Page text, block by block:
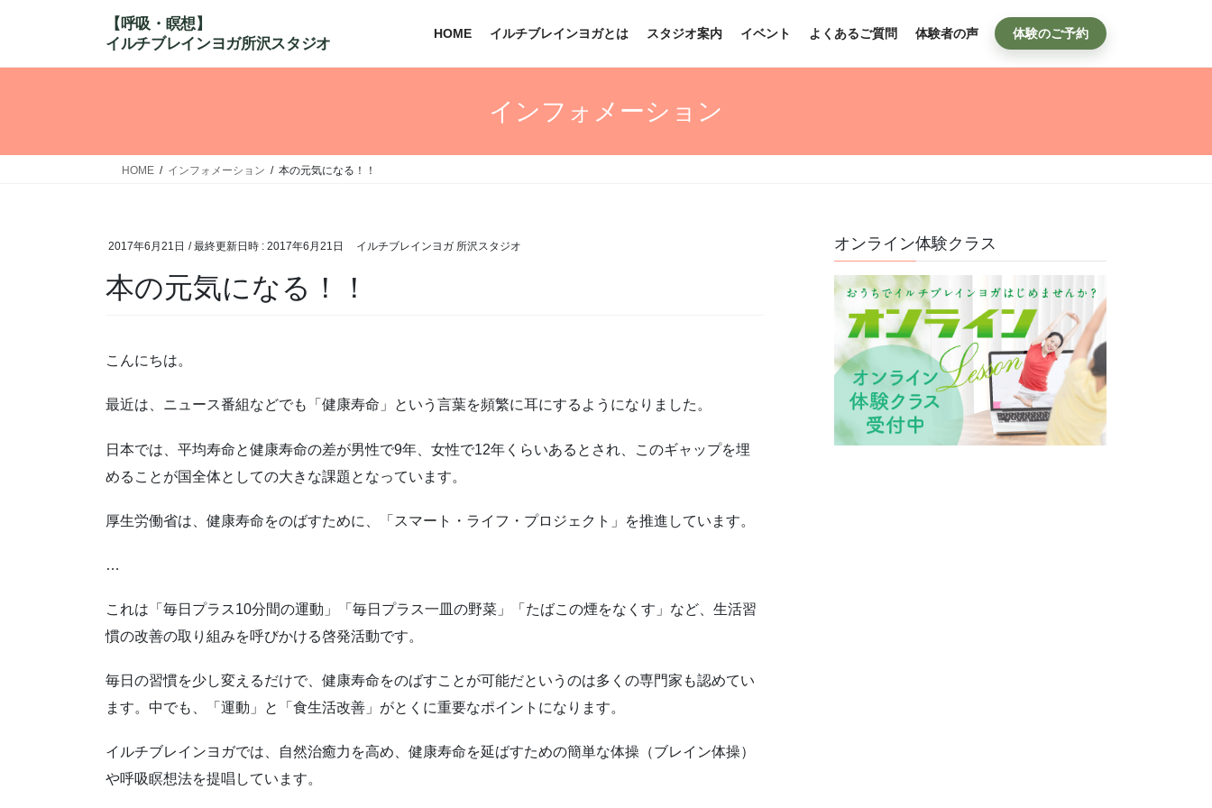
HOME イルチブレインヨガとは スタジオ案内 イベント よくあるご質問 体験者の声 体験のご予約
インフォメーション
HOME インフォメーション 本の元気になる！！
2017年6月21日 / 最終更新日時 : 2017年6月21日 イルチブレインヨガ 所沢スタジオ
本の元気になる！！
こんにちは。
最近は、ニュース番組などでも「健康寿命」という言葉を頻繁に耳にするようになりました。
日本では、平均寿命と健康寿命の差が男性で9年、女性で12年くらいあるとされ、このギャップを埋
めることが国全体としての大きな課題となっています。
厚生労働省は、健康寿命をのばすために、「スマート・ライフ・プロジェクト」を推進しています。
…
これは「毎日プラス10分間の運動」「毎日プラス一皿の野菜」「たばこの煙をなくす」など、生活習
慣の改善の取り組みを呼びかける啓発活動です。
毎日の習慣を少し変えるだけで、健康寿命をのばすことが可能だというのは多くの専門家も認めてい
ます。中でも、「運動」と「食生活改善」がとくに重要なポイントになります。
イルチブレインヨガでは、自然治癒力を高め、健康寿命を延ばすための簡単な体操（ブレイン体操）
や呼吸瞑想法を提唱しています。
オンライン体験クラス